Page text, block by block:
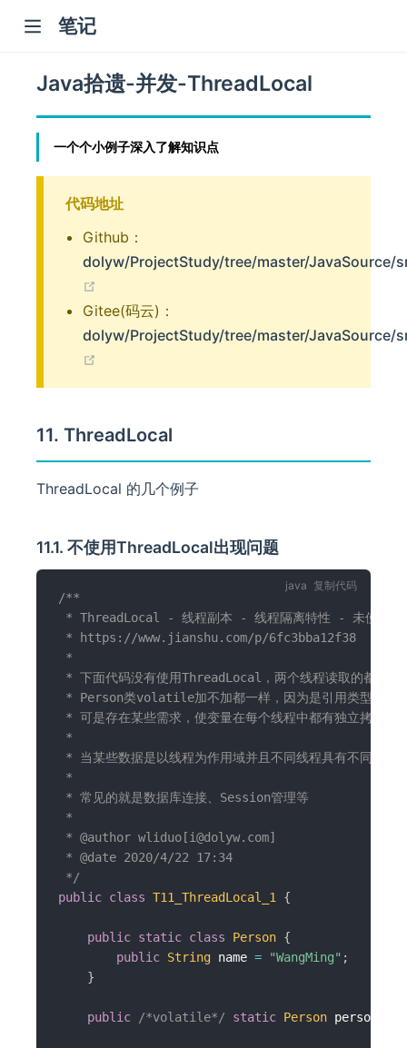
笔记
Java拾遗-并发-ThreadLocal
一个个小例子深入了解知识点
代码地址
Github：
dolyw/ProjectStudy/tree/master/JavaSource/
Gitee(码云)：
dolyw/ProjectStudy/tree/master/JavaSource/
11. ThreadLocal
ThreadLocal 的几个例子
11.1. 不使用ThreadLocal出现问题
/**
* ThreadLocal - 线程副本 - 线程隔离特性 - 未使用
* https://www.jianshu.com/p/6fc3bba12f38
*
* 下面代码没有使用ThreadLocal，两个线程读取的都是同
* Person类volatile加不加都一样，因为是引用类型，除
* 可是存在某些需求，使变量在每个线程中都有独立拷贝，
*
* 当某些数据是以线程为作用域并且不同线程具有不同的
*
* 常见的就是数据库连接、Session管理等
*
* @author wliduo[i@dolyw.com]
* @date 2020/4/22 17:34
*/
public class T11_ThreadLocal_1 {
public static class Person {
public String name = "WangMing" ;
}
public /*volatile*/ static Person person
复制代码